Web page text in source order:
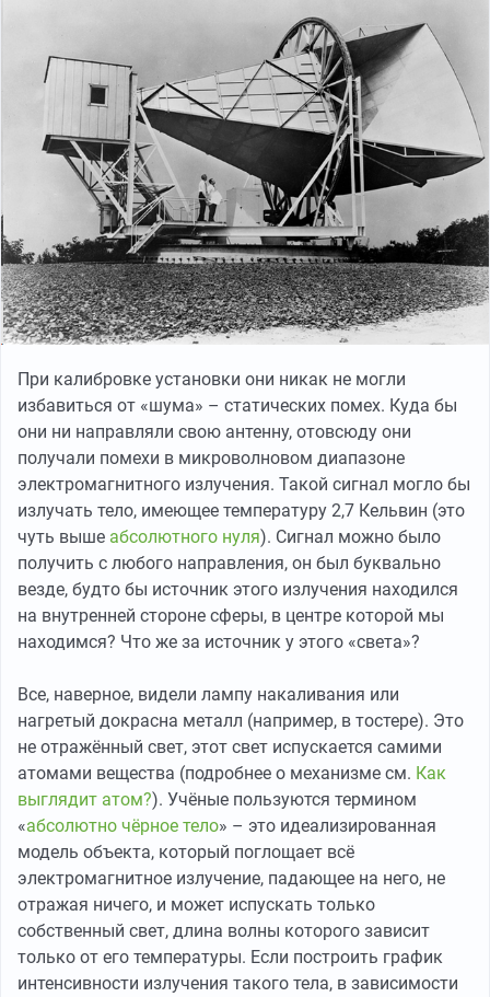
При калибровке установки они никак не могли
избавиться от «шума» – статических помех. Куда бы
они ни направляли свою антенну, отовсюду они
получали помехи в микроволновом диапазоне
электромагнитного излучения. Такой сигнал могло бы
излучать тело, имеющее температуру 2,7 Кельвин (это
чуть выше абсолютного нуля). Сигнал можно было
получить с любого направления, он был буквально
везде, будто бы источник этого излучения находился
на внутренней стороне сферы, в центре которой мы
находимся? Что же за источник у этого «света»?
Все, наверное, видели лампу накаливания или
нагретый докрасна металл (например, в тостере). Это
не отражённый свет, этот свет испускается самими
атомами вещества (подробнее о механизме см. Как
выглядит атом?). Учёные пользуются термином
«абсолютно чёрное тело» – это идеализированная
модель объекта, который поглощает всё
электромагнитное излучение, падающее на него, не
отражая ничего, и может испускать только
собственный свет, длина волны которого зависит
только от его температуры. Если построить график
интенсивности излучения такого тела, в зависимости